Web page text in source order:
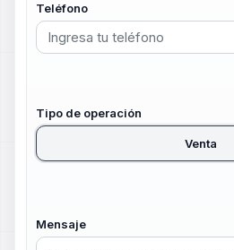
Teléfono
Tipo de operación
Venta
Mensaje